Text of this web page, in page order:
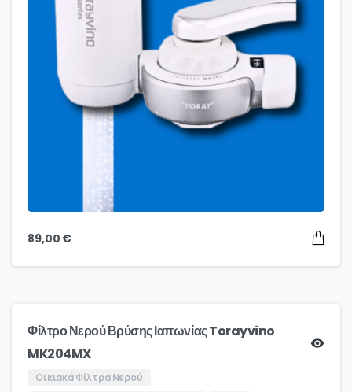
89,00 €
Φίλτρο Νερού Βρύσης Ιαπωνίας Torayvino
MK204MX
Οικιακά Φίλτρα Νερού